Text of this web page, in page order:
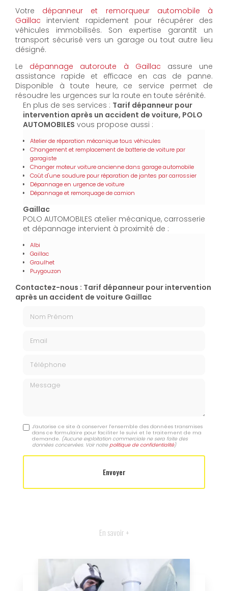
Votre dépanneur et remorqueur automobile à
Gaillac intervient rapidement pour récupérer des
véhicules immobilisés. Son expertise garantit un
transport sécurisé vers un garage ou tout autre lieu
désigné.
Le dépannage autoroute à Gaillac assure une
assistance rapide et efficace en cas de panne.
Disponible à toute heure, ce service permet de
résoudre les urgences sur la route en toute sérénité.
En plus de ses services : Tarif dépanneur pour
intervention après un accident de voiture, POLO
AUTOMOBILES vous propose aussi :
Atelier de réparation mécanique tous véhicules
Changement et remplacement de batterie de voiture par
garagiste
Changer moteur voiture ancienne dans garage automobile
Coût d'une soudure pour réparation de jantes par carrossier
Dépannage en urgence de voiture
Dépannage et remorquage de camion
Gaillac
POLO AUTOMOBILES atelier mécanique, carrosserie
et dépannage intervient à proximité de :
Albi
Gaillac
Graulhet
Puygouzon
Contactez-nous : Tarif dépanneur pour intervention
après un accident de voiture Gaillac
Message
J'autorise ce site à conserver l'ensemble des données transmises
dans ce formulaire pour faciliter le suivi et le traitement de ma
demande. (Aucune exploitation commerciale ne sera faite des
données concervées. Voir notrepolitique de confidentialité)
En savoir +